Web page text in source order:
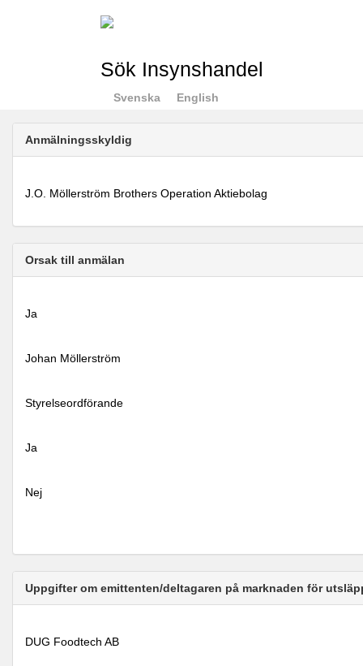
Sök Insynshandel
Svenska English
Anmälningsskyldig
J.O. Möllerström Brothers Operation Aktiebolag
Orsak till anmälan
Ja
Johan Möllerström
Styrelseordförande
Ja
Nej
Uppgifter om emittenten/deltagaren på marknaden för
DUG Foodtech AB